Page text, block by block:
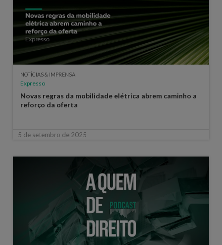
NOTÍCIAS & IMPRENSA
Expresso
Novas regras da mobilidade elétrica abrem caminho a
reforço da oferta
5 de setembro de 2025